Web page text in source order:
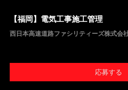
【福岡】電気工事施工管理
西日本高速道路ファシリティーズ株式会
応募する